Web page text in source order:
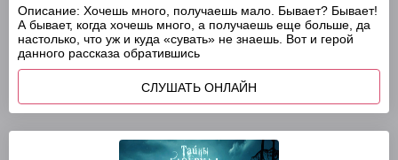
Описание: Хочешь много, получаешь мало. Бывает? Бывает!
А бывает, когда хочешь много, а получаешь еще больше, да
настолько, что уж и куда «сувать» не знаешь. Вот и герой
данного рассказа обратившись
СЛУШАТЬ ОНЛАЙН